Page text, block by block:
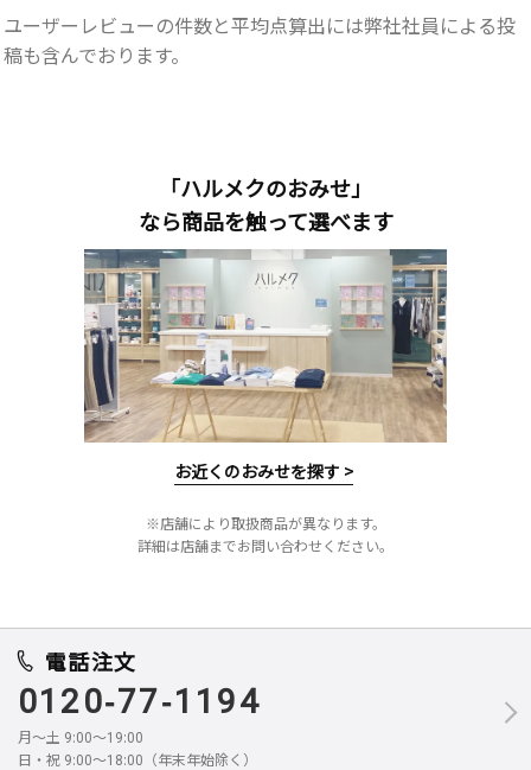
ユーザーレビューの件数と平均点算出には弊社社員による投
稿も含んでおります。
「ハルメクのおみせ」
なら商品を触って選べます
お近くのおみせを探す >
※店舗により取扱商品が異なります。
詳細は店舗までお問い合わせください。
電話注文
0120-77-1194
月～土 9:00～19:00
日・祝 9:00～18:00（年末年始除く）